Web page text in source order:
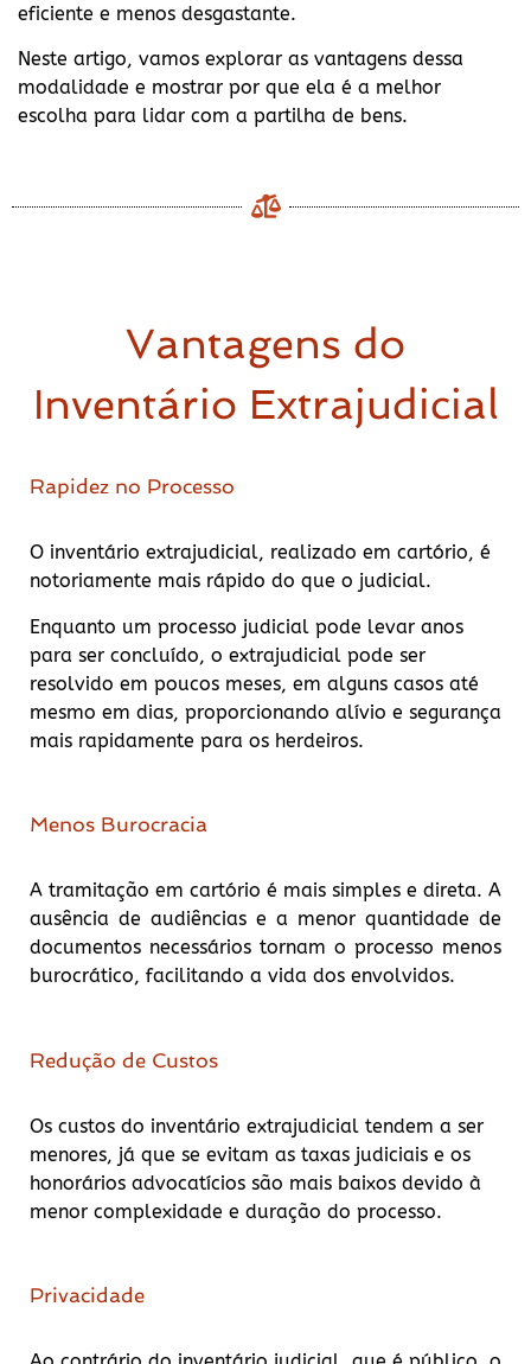
eficiente e menos desgastante.
Neste artigo, vamos explorar as vantagens dessa
modalidade e mostrar por que ela é a melhor
escolha para lidar com a partilha de bens.
Vantagens do
Inventário Extrajudicial
Rapidez no Processo
O inventário extrajudicial, realizado em cartório, é
notoriamente mais rápido do que o judicial.
Enquanto um processo judicial pode levar anos
para ser concluído, o extrajudicial pode ser
resolvido em poucos meses, em alguns casos até
mesmo em dias, proporcionando alívio e segurança
mais rapidamente para os herdeiros.
Menos Burocracia
A tramitação em cartório é mais simples e direta. A
ausência de audiências e a menor quantidade de
documentos necessários tornam o processo menos
burocrático, facilitando a vida dos envolvidos.
Redução de Custos
Os custos do inventário extrajudicial tendem a ser
menores, já que se evitam as taxas judiciais e os
honorários advocatícios são mais baixos devido à
menor complexidade e duração do processo.
Privacidade